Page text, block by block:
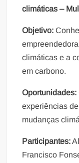
climáticas –
Objetivo:
climáticas e a
em carbono.
Oportunidades:
experiências
mudanças
Participantes:
Francisco